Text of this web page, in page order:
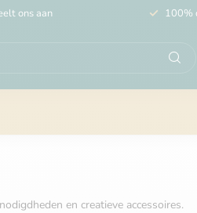
ons aan 100%
en creatieve accessoires.